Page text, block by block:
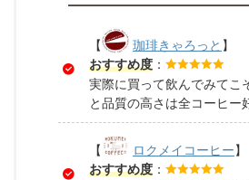
【 珈琲きゃろっと 】
おすすめ度 ：
実際に買って飲んでみてこ
と品質の高さは全コーヒー
【 ロクメイコーヒー】
おすすめ度 ：